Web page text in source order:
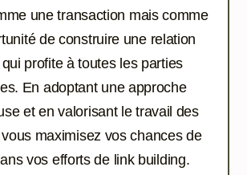
une transaction mais comme
de construire une relation
profite à toutes les parties
En adoptant une approche
et en valorisant le travail des
maximisez vos chances de
vos efforts de link building.